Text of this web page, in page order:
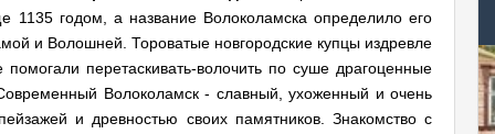
1135 годом, а название Волоколамска определило его
и Волошней. Тороватые новгородские купцы издревле
перетаскивать-волочить по суше драгоценные
Волоколамск - славный, ухоженный и очень
и древностью своих памятников. Знакомство с